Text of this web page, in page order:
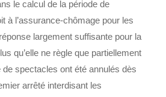
le calcul de la période de
à l’assurance-chômage pour les
largement suffisante pour la
qu’elle ne règle que partiellement
de spectacles ont été annulés dès
arrêté interdisant les